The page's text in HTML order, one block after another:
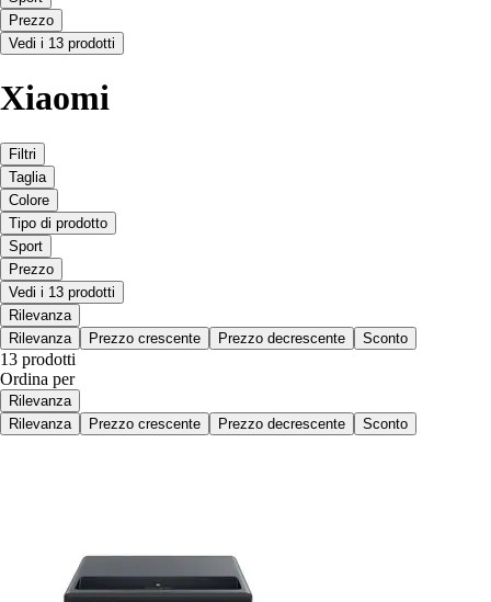
Prezzo
Vedi i 13 prodotti
Xiaomi
Filtri
Taglia
Colore
Tipo di prodotto
Sport
Prezzo
Vedi i 13 prodotti
Rilevanza
Rilevanza
Prezzo crescente Prezzo decrescente Sconto
13 prodotti
Ordina per
Rilevanza
Rilevanza
Prezzo crescente Prezzo decrescente Sconto